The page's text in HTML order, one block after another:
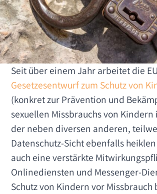
Seit über einem Jahr arbeitet die
Gesetzesentwurf zum Schutz von
(konkret zur Prävention und
sexuellen Missbrauchs von
der neben diversen anderen,
Datenschutz-Sicht ebenfalls
auch eine verstärkte
Onlinediensten und Messenger-
Schutz von Kindern vor